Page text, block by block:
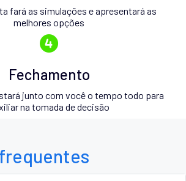
fará as simulações e apresentará as
melhores opções
Fechamento
junto com você o tempo todo para
na tomada de decisão